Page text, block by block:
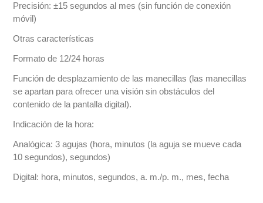
Precisión: ±15 segundos al mes (sin función de conexión
móvil)
Otras características
Formato de 12/24 horas
Función de desplazamiento de las manecillas (las manecillas
se apartan para ofrecer una visión sin obstáculos del
contenido de la pantalla digital).
Indicación de la hora:
Analógica: 3 agujas (hora, minutos (la aguja se mueve cada
10 segundos), segundos)
Digital: hora, minutos, segundos, a. m./p. m., mes, fecha